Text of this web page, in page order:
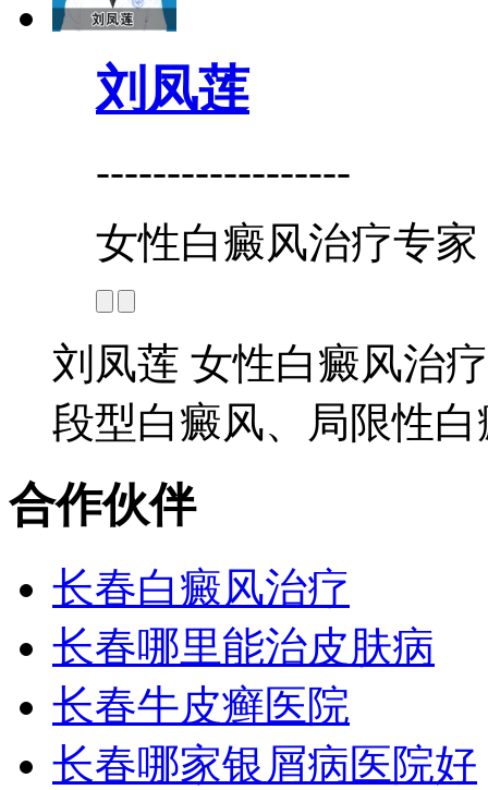
刘凤莲
------------------
女性白癜风治疗专家
刘凤莲 女性白癜风治
段型白癜风、局限性
合作伙伴
长春白癜风治疗
长春哪里能治皮肤病
长春牛皮癣医院
长春哪家银屑病医院好